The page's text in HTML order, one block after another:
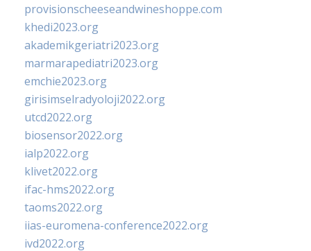
provisionscheeseandwineshoppe.com
khedi2023.org
akademikgeriatri2023.org
marmarapediatri2023.org
emchie2023.org
girisimselradyoloji2022.org
utcd2022.org
biosensor2022.org
ialp2022.org
klivet2022.org
ifac-hms2022.org
taoms2022.org
iias-euromena-conference2022.org
ivd2022.org